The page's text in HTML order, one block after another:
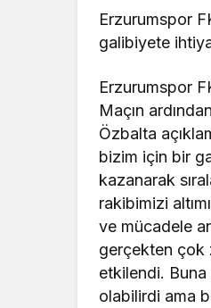
Erzurumspor
galibiyete
Erzurumspor
Maçın
Özbalta
bizim için bir
kazanarak
rakibimizi
ve mücadele
gerçekten çok
etkilendi.
olabilirdi ama